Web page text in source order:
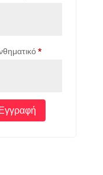
*Απαιτείται